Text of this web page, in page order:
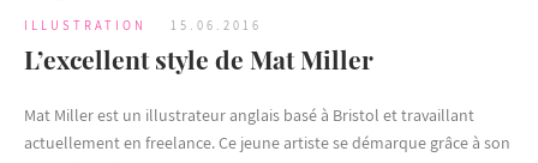
ILLUSTRATION 15.06.2016
L’excellent style de Mat Miller
Mat Miller est un illustrateur anglais basé à Bristol et travaillant
actuellement en freelance. Ce jeune artiste se démarque grâce à son